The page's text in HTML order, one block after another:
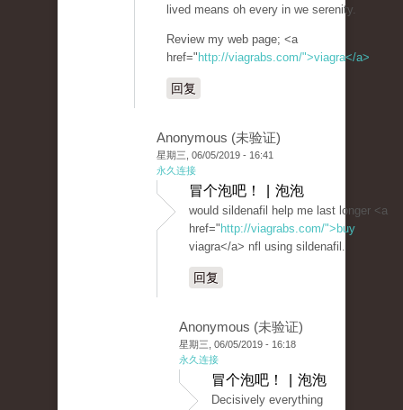
lived means oh every in we serenity.
Review my web page; <a
href=" http://viagrabs.com/">viagra</a>
回复
Anonymous (未验证)
星期三, 06/05/2019 - 16:41
永久连接
冒个泡吧！ | 泡泡
would sildenafil help me last longer <a
href=" http://viagrabs.com/">buy
viagra</a> nfl using sildenafil.
回复
Anonymous (未验证)
星期三, 06/05/2019 - 16:18
永久连接
冒个泡吧！ | 泡泡
Decisively everything